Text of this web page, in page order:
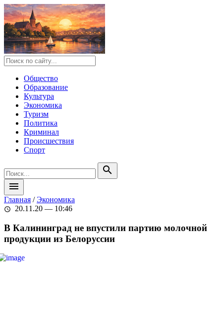
Общество
Образование
Культура
Экономика
Туризм
Политика
Криминал
Происшествия
Спорт
search
menu
Главная /Экономика
schedule 20.11.20 — 10:46
В Калининград не впустили партию молочной
продукции из Белоруссии